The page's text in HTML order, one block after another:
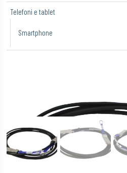
Telefoni e tablet
Smartphone